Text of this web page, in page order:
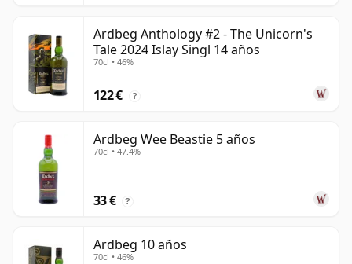
Ardbeg Anthology #2 - The Unicorn's
Tale 2024 Islay Singl 14 años
70cl • 46%
122 € ?
Ardbeg Wee Beastie 5 años
70cl • 47.4%
33 € ?
Ardbeg 10 años
70cl • 46%